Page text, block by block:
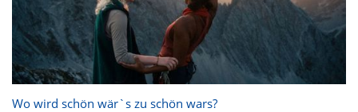
Wo wird schön wär`s zu schön wars?